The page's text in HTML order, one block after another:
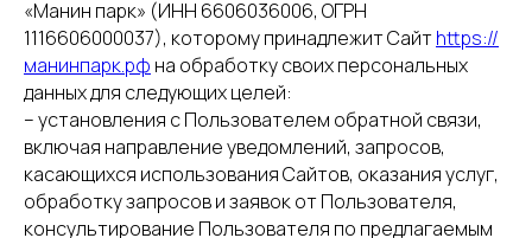
«Манин парк» (ИНН 6606036006, ОГРН
1116606000037), которому принадлежит Сайтhttps://
манинпарк.рф на обработку своих персональных
данных для следующих целей:
– установления с Пользователем обратной связи,
включая направление уведомлений, запросов,
касающихся использования Сайтов, оказания услуг,
обработку запросов и заявок от Пользователя,
консультирование Пользователя по предлагаемым